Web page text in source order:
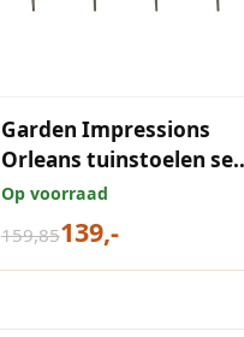
Garden Impressions
Orleans tuinstoelen set
van 4 – taupe
Op voorraad
159,85139,-